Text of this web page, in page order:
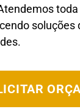
toda
soluções